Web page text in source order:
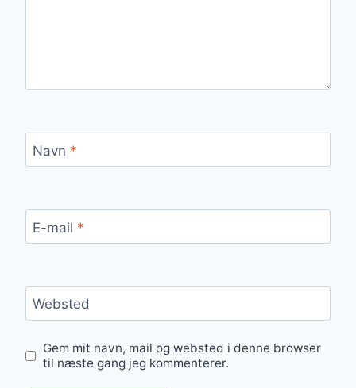
Navn *
E-mail *
Websted
Gem mit navn, mail og websted i denne browser
til næste gang jeg kommenterer.